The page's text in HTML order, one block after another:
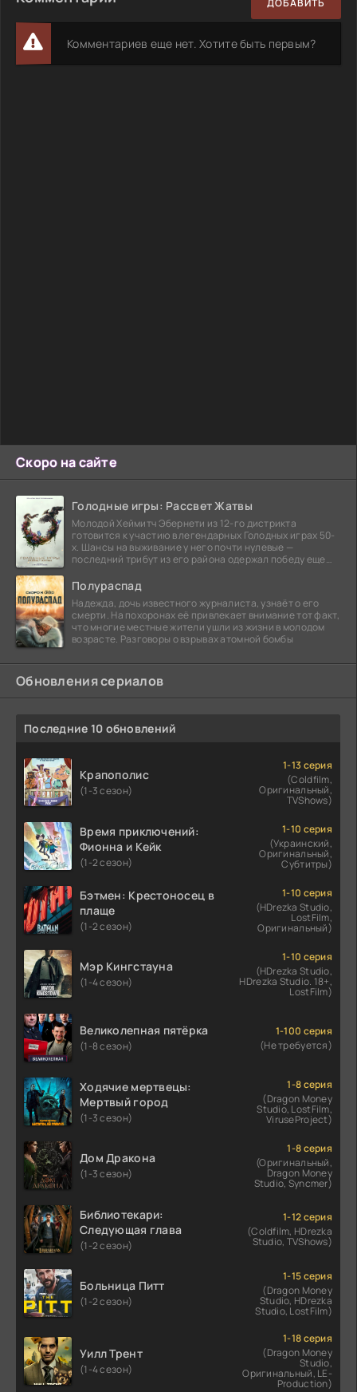
Скоро на сайте
Голодные игры: Рассвет Жатвы
Молодой Хеймитч Эбернети из 12-го дистрикта
готовится к участию в легендарных Голодных играх 50-
х. Шансы на выживание у него почти нулевые —
последний трибут из его района одержал победу еще
Полураспад
Надежда, дочь известного журналиста, узнаёт о его
смерти. На похоронах её привлекает внимание тот факт,
что многие местные жители ушли из жизни в молодом
возрасте. Разговоры о взрывах атомной бомбы
Обновления сериалов
Последние 10 обновлений
Крапополис
(1-3 сезон)
1-13 серия
(Coldfilm,
Оригинальный,
TVShows)
Время приключений:
Фионна и Кейк
(1-2 сезон)
1-10 серия
(Украинский,
Оригинальный,
Субтитры)
Бэтмен: Крестоносец в
плаще
(1-2 сезон)
1-10 серия
(HDrezka Studio,
LostFilm,
Оригинальный)
Мэр Кингстауна
(1-4 сезон)
1-10 серия
(HDrezka Studio,
HDrezka Studio. 18+,
LostFilm)
Великолепная пятёрка
(1-8 сезон)
1-100 серия
(Не требуется)
Ходячие мертвецы:
Мертвый город
(1-3 сезон)
1-8 серия
(Dragon Money
Studio, LostFilm,
ViruseProject)
Дом Дракона
(1-3 сезон)
1-8 серия
(Оригинальный,
Dragon Money
Studio, Syncmer)
Библиотекари:
Следующая глава
(1-2 сезон)
1-12 серия
(Coldfilm, HDrezka
Studio, TVShows)
Больница Питт
(1-2 сезон)
1-15 серия
(Dragon Money
Studio, HDrezka
Studio, LostFilm)
Уилл Трент
(1-4 сезон)
1-18 серия
(Dragon Money
Studio,
Оригинальный, LE-
Production)
ДОБАВИТЬ
Комментариев еще нет. Хотите быть первым?